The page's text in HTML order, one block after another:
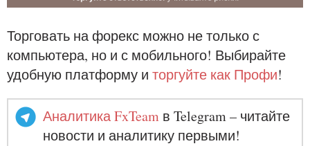
Торговать на форекс можно не только с
компьютера, но и с мобильного! Выбирайте
удобную платформу и торгуйте как Профи!
Аналитика FxTeam в Telegram – читайте
новости и аналитику первыми!